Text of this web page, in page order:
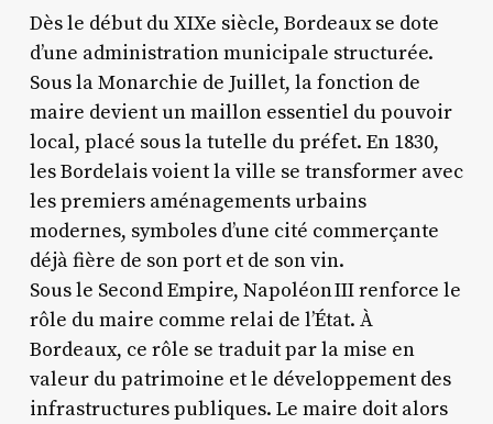
Dès le début du XIXe siècle, Bordeaux se dote
d’une administration municipale structurée.
Sous la Monarchie de Juillet, la fonction de
maire devient un maillon essentiel du pouvoir
local, placé sous la tutelle du préfet. En 1830,
les Bordelais voient la ville se transformer avec
les premiers aménagements urbains
modernes, symboles d’une cité commerçante
déjà fière de son port et de son vin.
Sous le Second Empire, Napoléon III renforce le
rôle du maire comme relai de l’État. À
Bordeaux, ce rôle se traduit par la mise en
valeur du patrimoine et le développement des
infrastructures publiques. Le maire doit alors